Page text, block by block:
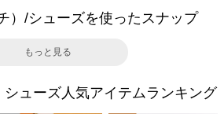
）/シューズを使ったスナップ
もっと見る
シューズ人気アイテムランキング